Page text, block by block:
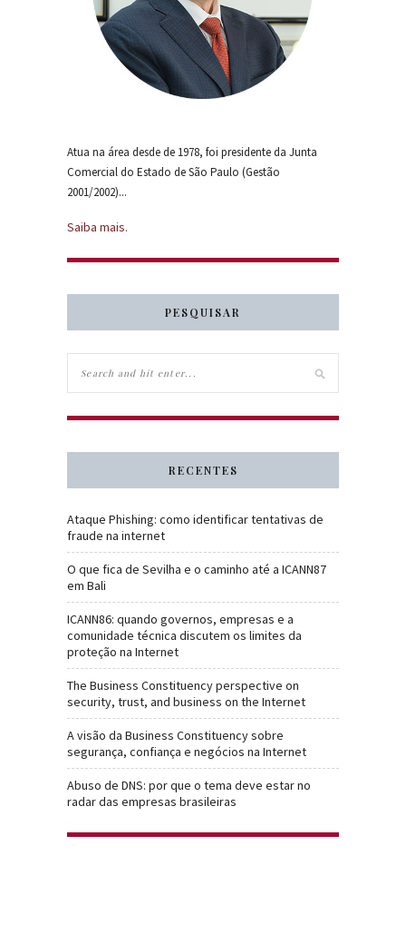
Atua na área desde de 1978, foi presidente da Junta
Comercial do Estado de São Paulo (Gestão
2001/2002)...
Saiba mais.
PESQUISAR
RECENTES
Ataque Phishing: como identificar tentativas de
fraude na internet
O que fica de Sevilha e o caminho até a ICANN87
em Bali
ICANN86: quando governos, empresas e a
comunidade técnica discutem os limites da
proteção na Internet
The Business Constituency perspective on
security, trust, and business on the Internet
A visão da Business Constituency sobre
segurança, confiança e negócios na Internet
Abuso de DNS: por que o tema deve estar no
radar das empresas brasileiras